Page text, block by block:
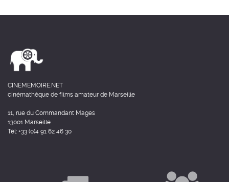
CINEMEMOIRE.NET
cinémathèque de films amateur de Marseille
11, rue du Commandant Mages
13001 Marseille
Tél: +33 (0)4 91 62 46 30